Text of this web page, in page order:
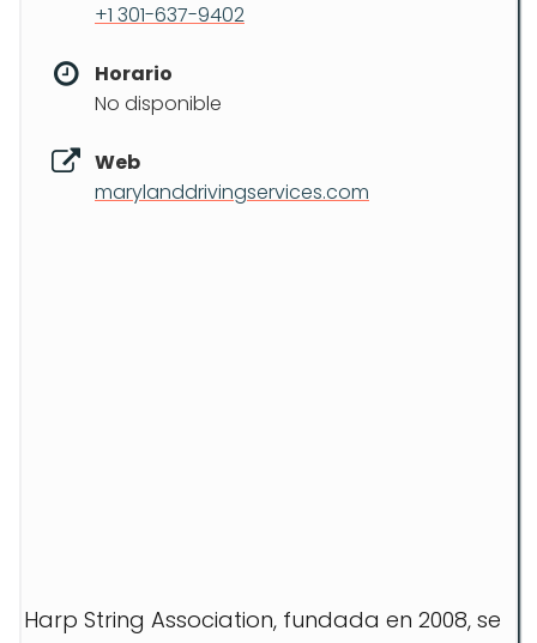
+1 301-637-9402
Horario
No disponible
Web
marylanddrivingservices.com
Harp String Association, fundada en 2008, se